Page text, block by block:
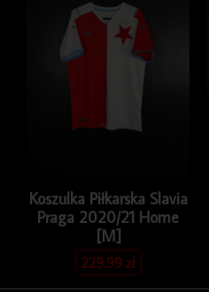
Koszulka Piłkarska Slavia
Praga 2020/21 Home
[M]
229.99zł